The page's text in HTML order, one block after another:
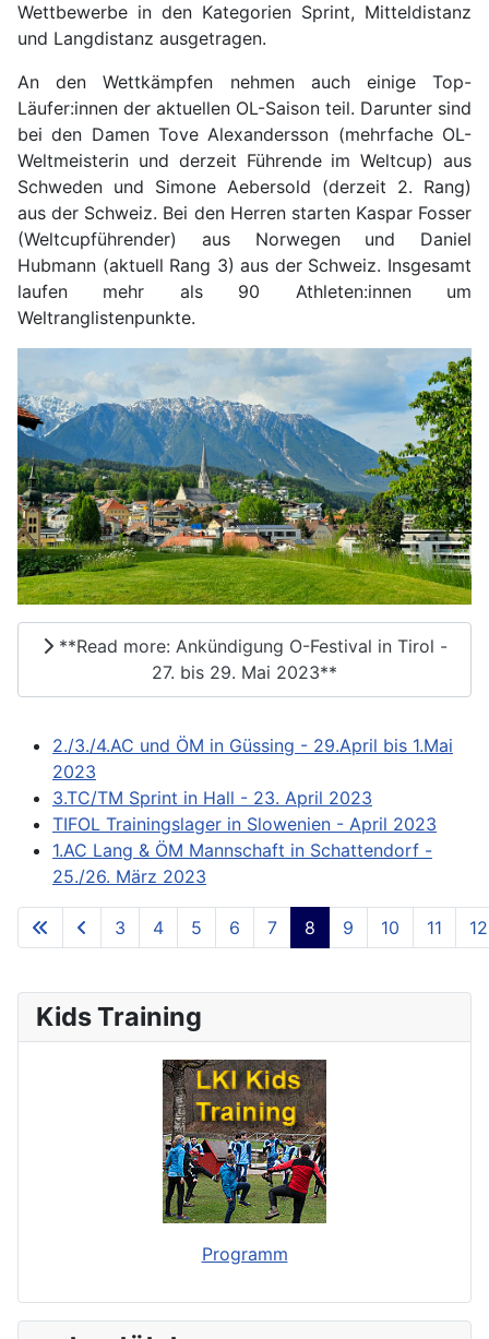
Wettbewerbe in den Kategorien Sprint, Mitteldistanz
und Langdistanz ausgetragen.
An den Wettkämpfen nehmen auch einige Top-
Läufer:innen der aktuellen OL-Saison teil. Darunter sind
bei den Damen Tove Alexandersson (mehrfache OL-
Weltmeisterin und derzeit Führende im Weltcup) aus
Schweden und Simone Aebersold (derzeit 2. Rang)
aus der Schweiz. Bei den Herren starten Kaspar Fosser
(Weltcupführender) aus Norwegen und Daniel
Hubmann (aktuell Rang 3) aus der Schweiz. Insgesamt
laufen mehr als 90 Athleten:innen um
Weltranglistenpunkte.
**Read more: Ankündigung O-Festival in Tirol -
27. bis 29. Mai 2023**
2./3./4.AC und ÖM in Güssing - 29.April bis 1.Mai
2023
3.TC/TM Sprint in Hall - 23. April 2023
TIFOL Trainingslager in Slowenien - April 2023
1.AC Lang & ÖM Mannschaft in Schattendorf -
25./26. März 2023
**Page 8 of 73**
3 4 5 6 7 8 9 10 11 12
Kids Training
Programm